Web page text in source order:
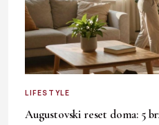
LIFESTYLE
Augustovski reset doma: 5